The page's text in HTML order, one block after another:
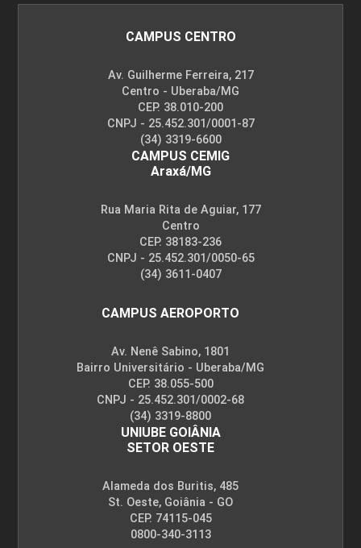
CAMPUS CENTRO
Av. Guilherme Ferreira, 217
Centro - Uberaba/MG
CEP. 38.010-200
CNPJ - 25.452.301/0001-87
(34) 3319-6600
CAMPUS CEMIG
Araxá/MG
Rua Maria Rita de Aguiar, 177
Centro
CEP. 38183-236
CNPJ - 25.452.301/0050-65
(34) 3611-0407
CAMPUS AEROPORTO
Av. Nenê Sabino, 1801
Bairro Universitário - Uberaba/MG
CEP. 38.055-500
CNPJ - 25.452.301/0002-68
(34) 3319-8800
UNIUBE GOIÂNIA
SETOR OESTE
Alameda dos Buritis, 485
St. Oeste, Goiânia - GO
CEP. 74115-045
0800-340-3113